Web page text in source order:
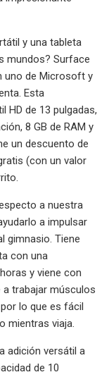
y una tableta
mundos? Surface
uno de Microsoft y
Esta
HD de 13 pulgadas,
8 GB de RAM y
un descuento de
(con un valor
a nuestra
a impulsar
gimnasio. Tiene
con una
y viene con
trabajar músculos
lo que es fácil
mientras viaja.
adición versátil a
de 10